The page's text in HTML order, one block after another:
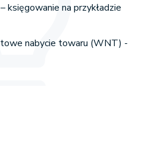
księgowanie na przykładzie
nabycie towaru (WNT) -